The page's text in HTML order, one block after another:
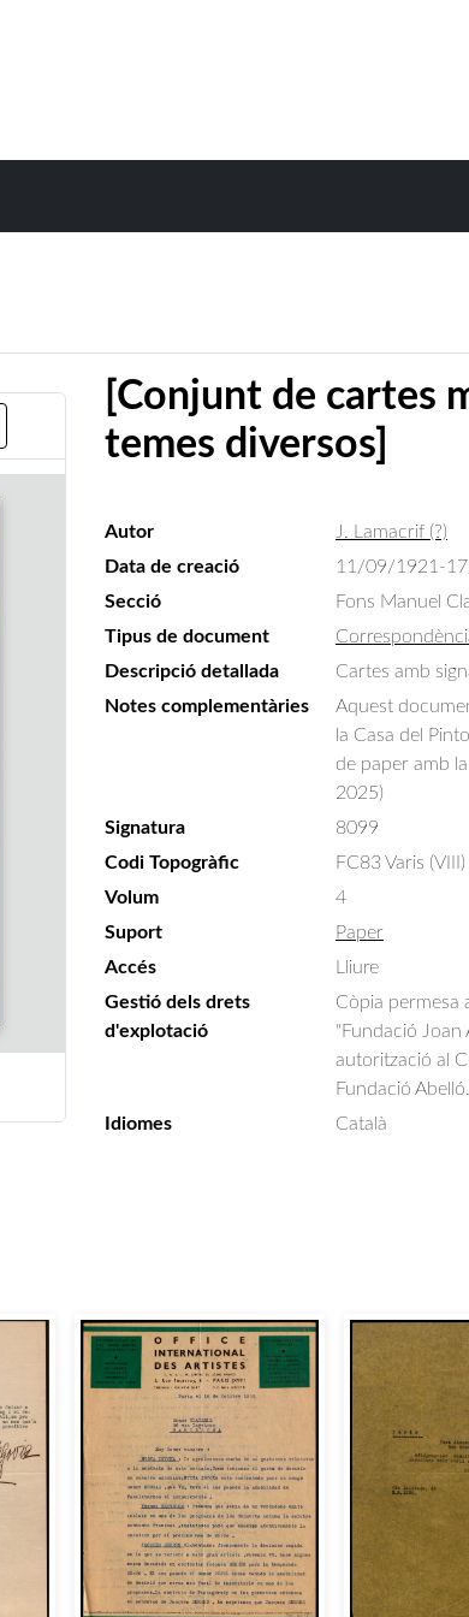
[Conjunt de cartes
temes diversos]
Autor
J. Lamacrif (?)
Data de creació
11/09/1921-
Secció
Fons Manuel
Tipus de document
Descripció detallada
Cartes amb
Notes complementàries
Aquest
la Casa del
de paper amb
2025)
Signatura
8099
Codi Topogràfic
FC83 Varis (VIII)
Volum
4
Suport
Paper
Accés
Lliure
Gestió dels drets
d'explotació
Còpia permesa
"Fundació Joan
autorització al
Fundació Abelló.
Idiomes
Català